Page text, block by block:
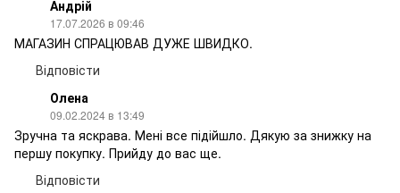
Андрій
17.07.2026 в 09:46
МАГАЗИН СПРАЦЮВАВ ДУЖЕ ШВИДКО.
Відповісти
Олена
09.02.2024 в 13:49
Зручна та яскрава. Мені все підійшло. Дякую за знижку на
першу покупку. Прийду до вас ще.
Відповісти